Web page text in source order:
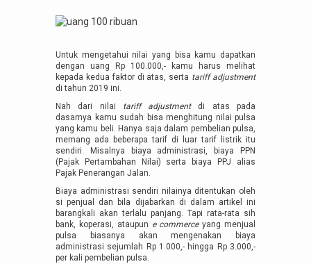
Untuk mengetahui nilai yang bisa kamu dapatkan
dengan uang Rp 100.000,- kamu harus melihat
kepada kedua faktor di atas, serta tariff adjustment
di tahun 2019 ini.
Nah dari nilai tariff adjustment di atas pada
dasarnya kamu sudah bisa menghitung nilai pulsa
yang kamu beli. Hanya saja dalam pembelian pulsa,
memang ada beberapa tarif di luar tarif listrik itu
sendiri. Misalnya biaya administrasi, biaya PPN
(Pajak Pertambahan Nilai) serta biaya PPJ alias
Pajak Penerangan Jalan.
Biaya administrasi sendiri nilainya ditentukan oleh
si penjual dan bila dijabarkan di dalam artikel ini
barangkali akan terlalu panjang. Tapi rata-rata sih
bank, koperasi, ataupun e commerceyang menjual
pulsa biasanya akan mengenakan biaya
administrasi sejumlah Rp 1.000,- hingga Rp 3.000,-
per kali pembelian pulsa.